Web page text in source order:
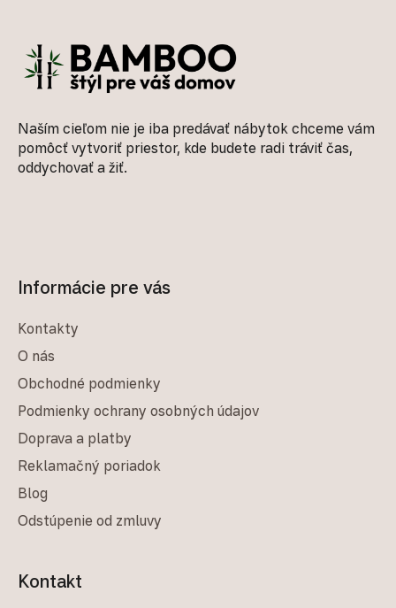
Naším cieľom nie je iba predávať nábytok chceme vám
pomôcť vytvoriť priestor, kde budete radi tráviť čas,
oddychovať a žiť.
Informácie pre vás
Kontakty
O nás
Obchodné podmienky
Podmienky ochrany osobných údajov
Doprava a platby
Reklamačný poriadok
Blog
Odstúpenie od zmluvy
Kontakt